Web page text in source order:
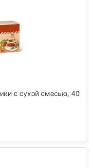
с сухой смесью, 40